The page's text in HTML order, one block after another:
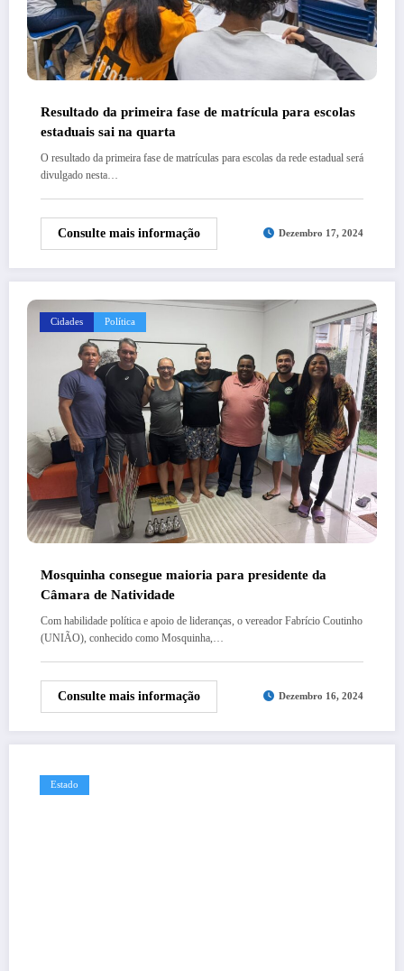
Resultado da primeira fase de matrícula para escolas
estaduais sai na quarta
O resultado da primeira fase de matrículas para escolas da rede estadual será
divulgado nesta…
Consulte mais informação Dezembro 17, 2024
Cidades Política
Mosquinha consegue maioria para presidente da
Câmara de Natividade
Com habilidade política e apoio de lideranças, o vereador Fabrício Coutinho
(UNIÃO), conhecido como Mosquinha,…
Consulte mais informação Dezembro 16, 2024
Estado